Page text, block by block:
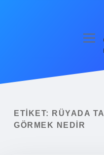
Yasal Uyarı
ETIKET:
RÜYADA
GÖRMEK NEDIR